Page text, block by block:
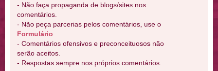
- Não faça propaganda de blogs/sites nos
comentários.
- Não peça parcerias pelos comentários, use o
Formulário
- Comentários ofensivos e preconceituosos não
serão aceitos.
- Respostas sempre nos próprios comentários.